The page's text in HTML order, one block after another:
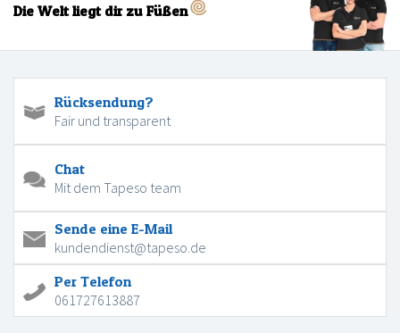
Die Welt liegt dir zu Füßen
Rücksendung?
Fair und transparent
Chat
Mit dem Tapeso team
Sende eine E-Mail
kundendienst@tapeso.de
Per Telefon
061727613887